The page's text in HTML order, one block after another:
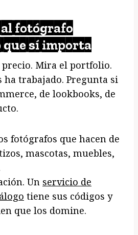
fotógrafo
que sí importa
Mira el portfolio.
ha trabajado. Pregunta si
de lookbooks, de
fotógrafos que hacen de
mascotas, muebles,
Unservicio de
tiene sus códigos y
que los domine.